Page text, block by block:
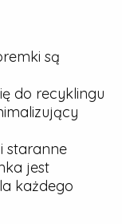
są
do recyklingu
staranne
jest
każdego